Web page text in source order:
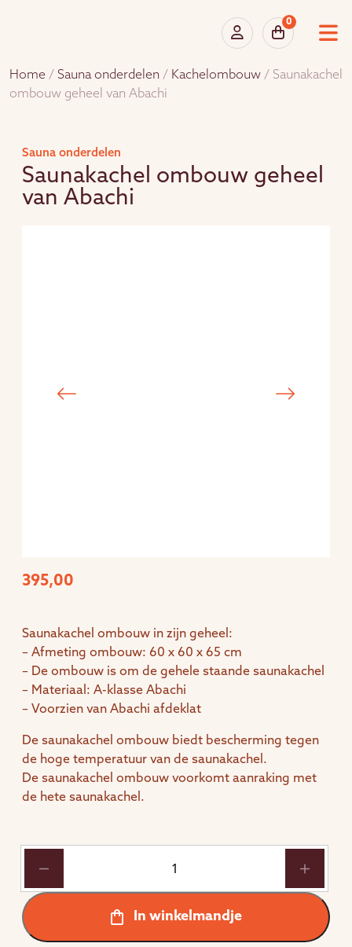
0
Home / Sauna onderdelen / Kachelombouw / Saunakachel
ombouw geheel van Abachi
Sauna onderdelen
Saunakachel ombouw geheel
van Abachi
395,00
Saunakachel ombouw in zijn geheel:
– Afmeting ombouw: 60 x 60 x 65 cm
– De ombouw is om de gehele staande saunakachel
– Materiaal: A-klasse Abachi
– Voorzien van Abachi afdeklat
De saunakachel ombouw biedt bescherming tegen
de hoge temperatuur van de saunakachel.
De saunakachel ombouw voorkomt aanraking met
de hete saunakachel.
geheel
van
Abachi
In winkelmandje